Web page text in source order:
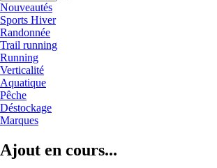
Nouveautés
Sports Hiver
Randonnée
Trail running
Running
Verticalité
Aquatique
Pêche
Déstockage
Marques
Ajout en cours...